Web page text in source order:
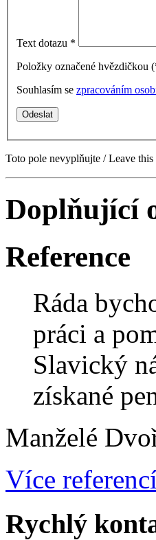
Text dotazu *
Položky označené hvězdičkou (
Souhlasím se zpracováním
Toto pole nevyplňujte / Leave
Doplňující
Reference
Ráda
práci a
Slavický
získané
Manželé
Více
Rychlý